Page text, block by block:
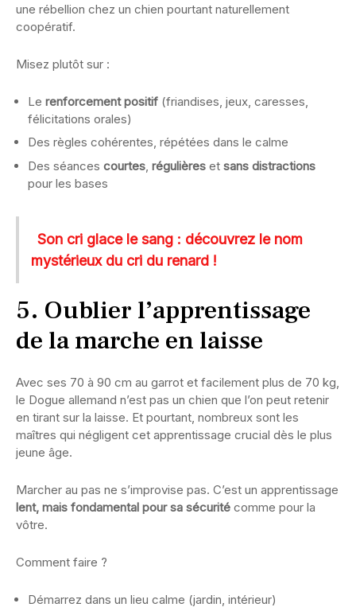
une rébellion chez un chien pourtant naturellement
coopératif.
Misez plutôt sur :
Le renforcement positif (friandises, jeux, caresses,
félicitations orales)
Des règles cohérentes, répétées dans le calme
Des séances courtes régulières et sans distractions
pour les bases
Son cri glace le sang : découvrez le nom
mystérieux du cri du renard !
5. Oublier l’apprentissage
de la marche en laisse
Avec ses 70 à 90 cm au garrot et facilement plus de 70 kg,
le Dogue allemand n’est pas un chien que l’on peut retenir
en tirant sur la laisse. Et pourtant, nombreux sont les
maîtres qui négligent cet apprentissage crucial dès le plus
jeune âge.
Marcher au pas ne s’improvise pas. C’est un apprentissage
lent, mais fondamental pour sa sécurité comme pour la
vôtre.
Comment faire ?
Démarrez dans un lieu calme (jardin, intérieur)